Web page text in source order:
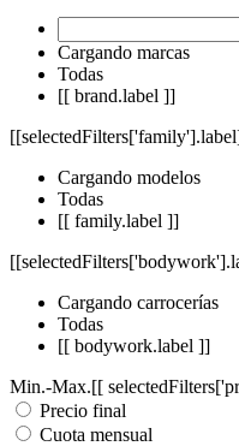
Cargando marcas
Todas
[[ brand.label ]]
Cargando modelos
Todas
[[ family.label ]]
Cargando carrocerías
Todas
[[ bodywork.label ]]
Min.-Max.[[
Precio final
Cuota mensual